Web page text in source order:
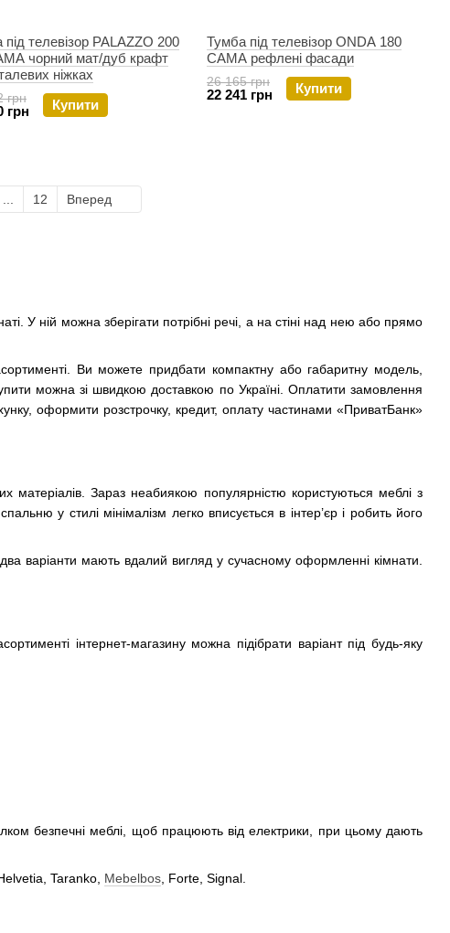
У ній можна зберігати потрібні речі, а на стіні над нею або прямо
Ви можете придбати компактну або габаритну модель,
можна зі швидкою доставкою по Україні. Оплатити замовлення
оформити розстрочку, кредит, оплату частинами «ПриватБанк»
матеріалів. Зараз неабиякою популярністю користуються меблі з
у стилі мінімалізм легко вписується в інтер’єр і робить його
варіанти мають вдалий вигляд у сучасному оформленні кімнати.
інтернет-магазину можна підібрати варіант під будь-яку
безпечні меблі, щоб працюють від електрики, при цьому дають
Helvetia, Taranko, Mebelbos , Forte, Signal.
телевізор PALAZZO 200
чорний мат/дуб крафт
ніжках
грн
грн Купити
Тумба під телевізор ONDA 180
CAMA рефлені фасади
26 165 грн
22 241 грн Купити
12 Вперед